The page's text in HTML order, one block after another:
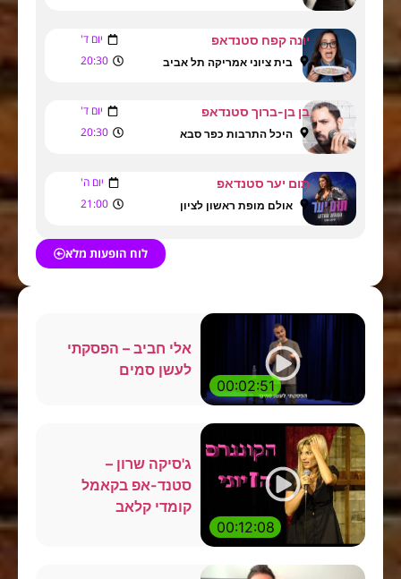
יונה קפח סטנדאפ יום ד'
בית ציוני אמריקה תל אביב 20:30
בן בן-ברוך סטנדאפ יום ד'
היכל התרבות כפר סבא 20:30
תום יער סטנדאפ יום ה'
אולם מופת ראשון לציון 21:00
לוח הופעות מלא
00:02:51
אלי חביב – הפסקתי
לעשן סמים
00:12:08
ג'סיקה שרון –
סטנד-אפ בקאמל
קומדי קלאב